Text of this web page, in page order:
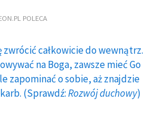
POLECA
zwrócić całkowicie do wewnątrz.
na Boga, zawsze mieć Go
zapominać o sobie, aż znajdzie
(Sprawdź:Rozwój duchowy)